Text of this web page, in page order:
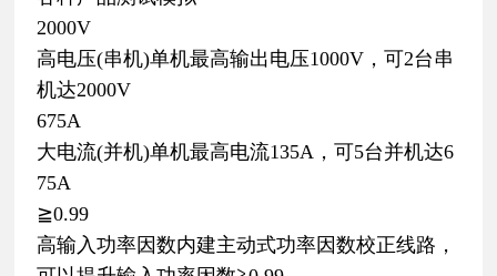
2000V
高电压(串机)单机最高输出电压1000V，可2台串
机达2000V
675A
大电流(并机)单机最高电流135A，可5台并机达6
75A
≧0.99
高输入功率因数内建主动式功率因数校正线路，